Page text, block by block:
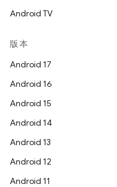
Android TV
版本
Android 17
Android 16
Android 15
Android 14
Android 13
Android 12
Android 11